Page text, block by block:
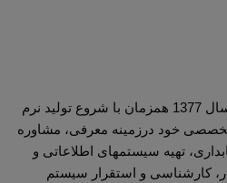
از سال 1377 همزمان با شروع تولید نرم
تخصصی خود درزمینه معرفی، مشاوره
تهیه سیستمهای اطلاعاتی و
کارشناسی و استقرار سیستم